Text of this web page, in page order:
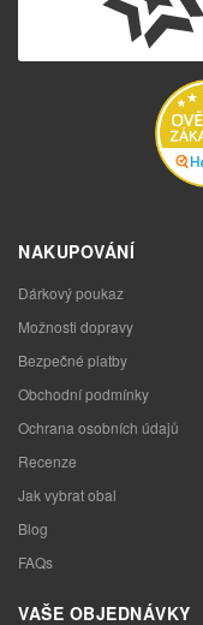
NAKUPOVÁNÍ
Dárkový poukaz
Možnosti dopravy
Bezpečné platby
Obchodní podmínky
Ochrana osobních údajů
Recenze
Jak vybrat obal
Blog
FAQs
VAŠE OBJEDNÁVKY